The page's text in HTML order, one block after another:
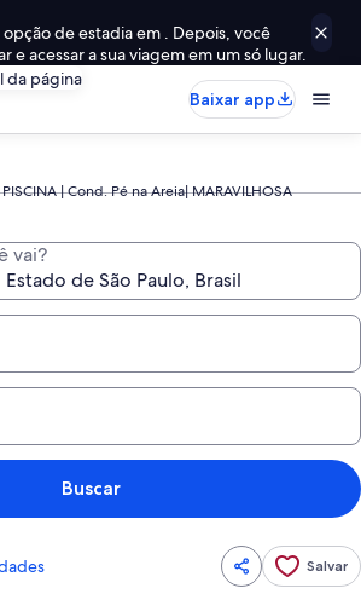
de estadia em . Depois, você
e acessar a sua viagem em um só lugar.
da página
Baixar app
| Cond. Pé na Areia| MARAVILHOSA
vai?
Buscar
Salvar